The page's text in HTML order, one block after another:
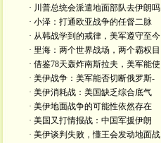
· 川普总统会派遣地面部队去伊朗吗
· 小泽：打通欧亚战争的任督二脉
· 从韩战学到的戒律，美军遵守至今
· 里海：两个世界战场，两个霸权目
· 借鉴78天轰炸南斯拉夫，美军能使
· 美伊战争：美军能否切断俄罗斯-
· 美伊消耗战：美国缺乏综合底气
· 美伊地面战争的可能性依然存在
· 美国又打情报战：中国军援伊朗
· 美伊谈判失败，懂王会发动地面战